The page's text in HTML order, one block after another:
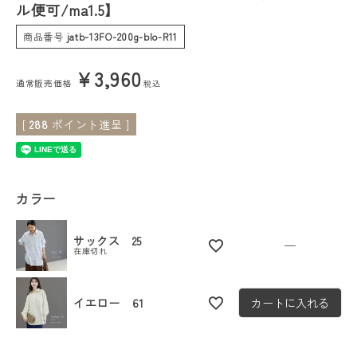
会員ステージ特典プログラムについて
ご利用ガイド
ル便可/ma1.5】
商品番号 jatb-13FO-200g-blo-R11
通常販売価格 ¥3,960 税込
[ 288 ポイント進呈 ]
カラー
サックス 25
在庫切れ —
イエロー 61 カートに入れる